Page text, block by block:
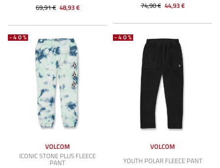
69,91 € 48,93 €
74,90 € 44,93 €
-40%
VOLCOM
ICONIC STONE PLUS FLEECE
PANT
-40%
VOLCOM
YOUTH POLAR FLEECE PANT